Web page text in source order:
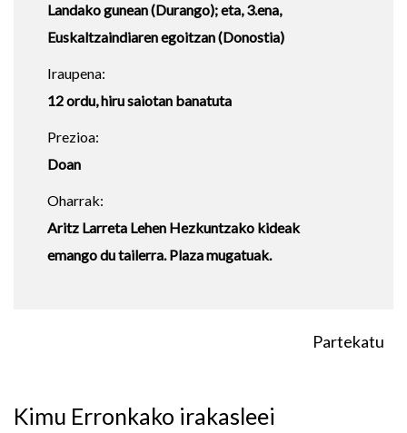
Landako gunean (Durango); eta, 3.ena,
Euskaltzaindiaren egoitzan (Donostia)
Iraupena:
12 ordu, hiru saiotan banatuta
Prezioa:
Doan
Oharrak:
Aritz Larreta Lehen Hezkuntzako kideak
emango du tailerra. Plaza mugatuak.
Partekatu
Kimu Erronkako irakasleei